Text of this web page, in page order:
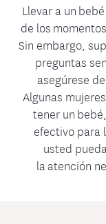
Llevar a un
de los
Sin embargo,
preguntas
asegúrese
Algunas
tener un
efectivo para
usted
la atención